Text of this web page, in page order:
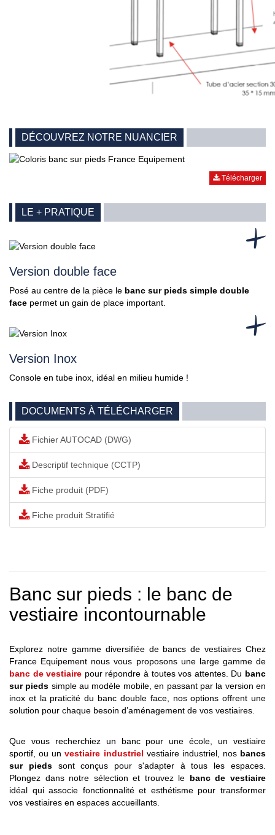
DÉCOUVREZ NOTRE NUANCIER
Télécharger
LE + PRATIQUE
Version double face
Posé au centre de la pièce le banc sur pieds simple double
face permet un gain de place important.
Version Inox
Console en tube inox, idéal en milieu humide !
DOCUMENTS À TÉLÉCHARGER
Fichier AUTOCAD (DWG)
Descriptif technique (CCTP)
Fiche produit (PDF)
Fiche produit Stratifié
Banc sur pieds : le banc de
vestiaire incontournable
Explorez notre gamme diversifiée de bancs de vestiaires Chez
France Equipement nous vous proposons une large gamme de
banc de vestiaire pour répondre à toutes vos attentes. Du banc
sur pieds simple au modèle mobile, en passant par la version en
inox et la praticité du banc double face, nos options offrent une
solution pour chaque besoin d’aménagement de vos vestiaires.
Que vous recherchiez un banc pour une école, un vestiaire
sportif, ou unvestiaire industriel vestiaire industriel, nos bancs
sur piedssont conçus pour s'adapter à tous les espaces.
Plongez dans notre sélection et trouvez le banc de vestiaire
idéal qui associe fonctionnalité et esthétisme pour transformer
vos vestiaires en espaces accueillants.